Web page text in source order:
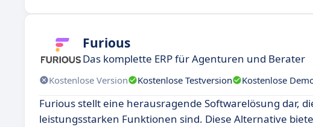
Furious
Das komplette ERP für Agenturen und Berater
Kostenlose Version Kostenlose Testversion Kostenlose
Furious stellt eine herausragende Softwarelösung dar,
leistungsstarken Funktionen sind. Diese Alternative